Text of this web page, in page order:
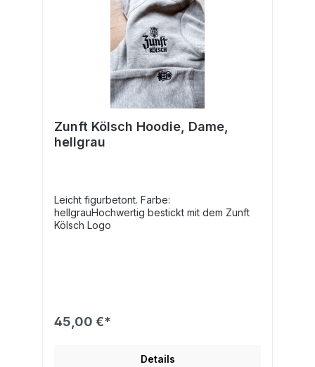
Zunft Kölsch Hoodie, Dame,
hellgrau
Leicht figurbetont. Farbe:
hellgrauHochwertig bestickt mit dem Zunft
Kölsch Logo
45,00 €*
Details